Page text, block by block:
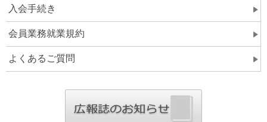
入会手続き
会員業務就業規約
よくあるご質問